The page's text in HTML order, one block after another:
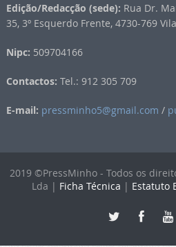
Edição/Redacção (sede): Rua Dr.
35, 3º Esquerdo Frente, 4730-769
Nipc: 509704166
Contactos: Tel.: 912 305 709
E-mail: pressminho5@gmail.com /
2019 ©PressMinho - Todos os
Lda | Ficha Técnica | Estatuto